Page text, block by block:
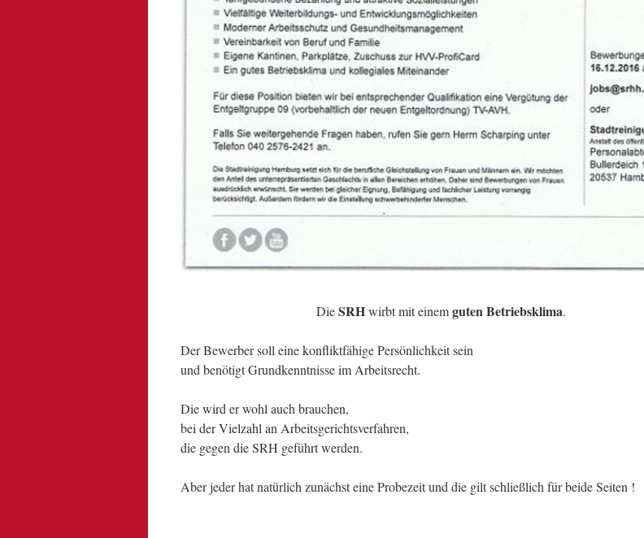
DieSRHwirbt mit einemguten Betriebsklima.
Der Bewerber soll eine konfliktfähige Persönlichkeit sein
und benötigt Grundkenntnisse im Arbeitsrecht.
Die wird er wohl auch brauchen,
bei der Vielzahl an Arbeitsgerichtsverfahren,
die gegen die SRH geführt werden.
Aber jeder hat natürlich zunächst eine Probezeit und die gilt schließlich für beide Seiten !